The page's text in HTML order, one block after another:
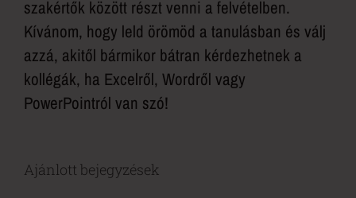
szakértők között részt venni a felvételben.
Kívánom, hogy leld örömöd a tanulásban és válj
azzá, akitől bármikor bátran kérdezhetnek a
kollégák, ha Excelről, Wordről vagy
PowerPointról van szó!
Ajánlott bejegyzések